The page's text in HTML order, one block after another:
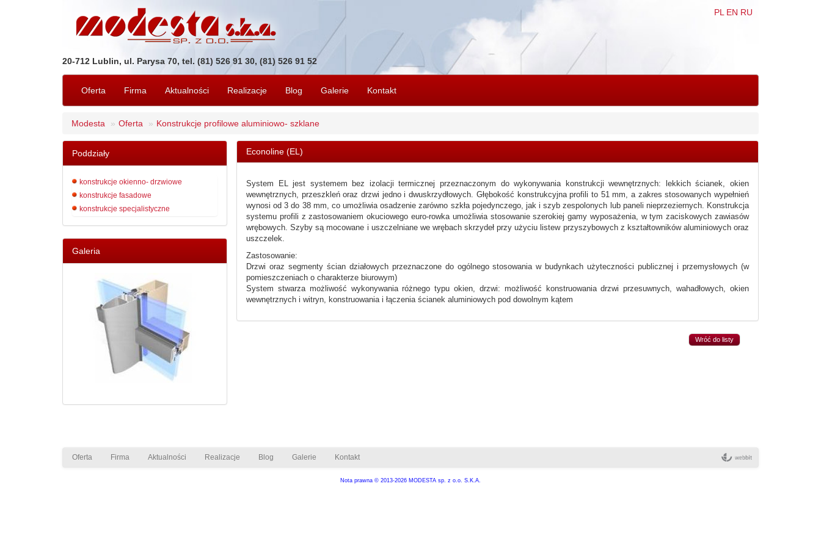
PL EN RU
20-712 Lublin, ul. Parysa 70, tel. (81) 526 91 30, (81) 526 91 52
Oferta Firma Aktualności Realizacje Blog Galerie Kontakt
Modesta Oferta Konstrukcje profilowe aluminiowo- szklane
Econoline (EL)
System EL jest systemem bez izolacji termicznej przeznaczonym do wykonywania konstrukcji wewnętrznych: lekkich ścianek, okien
wewnętrznych, przeszkleń oraz drzwi jedno i dwuskrzydłowych. Głębokość konstrukcyjna profili to 51 mm, a zakres stosowanych wypełnień
wynosi od 3 do 38 mm, co umożliwia osadzenie zarówno szkła pojedynczego, jak i szyb zespolonych lub paneli nieprzeziernych. Konstrukcja
systemu profili z zastosowaniem okuciowego euro-rowka umożliwia stosowanie szerokiej gamy wyposażenia, w tym zaciskowych zawiasów
wrębowych. Szyby są mocowane i uszczelniane we wrębach skrzydeł przy użyciu listew przyszybowych z kształtowników aluminiowych oraz
uszczelek.
Zastosowanie:
Drzwi oraz segmenty ścian działowych przeznaczone do ogólnego stosowania w budynkach użyteczności publicznej i przemysłowych (w
pomieszczeniach o charakterze biurowym)
System stwarza możliwość wykonywania różnego typu okien, drzwi: możliwość konstruowania drzwi przesuwnych, wahadłowych, okien
wewnętrznych i witryn, konstruowania i łączenia ścianek aluminiowych pod dowolnym kątem
Wróć do listy
Poddziały
konstrukcje okienno- drzwiowe
konstrukcje fasadowe
konstrukcje specjalistyczne
Galeria
Oferta Firma Aktualności Realizacje Blog Galerie Kontakt
Nota prawna © 2013-2026 MODESTA sp. z o.o. S.K.A.